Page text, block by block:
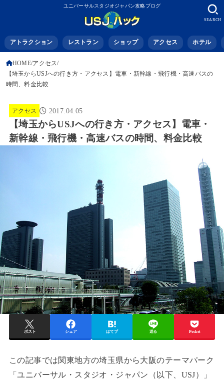
ユニバーサルスタジオジャパン攻略ブログ
アトラクション レストラン ショップ アクセス ホテル
SEARCH
HOME アクセス
【埼玉からUSJへの行き方・アクセス】電車・新幹線・飛行機・高速バスの
時間、料金比較
アクセス 2017.04.05
【埼玉からUSJへの行き方・アクセス】電車・
新幹線・飛行機・高速バスの時間、料金比較
ポスト シェア はてブ 送る Pocket
この記事では関東地方の埼玉県から大阪のテーマパーク
「ユニバーサル・スタジオ・ジャパン（以下、USJ）」